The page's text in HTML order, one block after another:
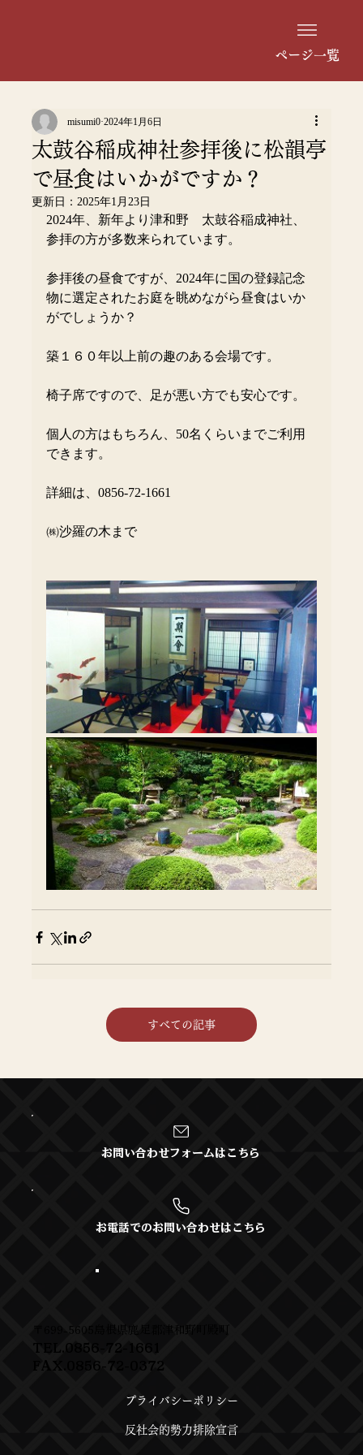
ページ一覧
太鼓谷稲成神社参拝後に松韻亭
で昼食はいかがですか？
misumi0 2024年1月6日
更新日： 2025年1月23日
2024年、新年より津和野　太鼓谷稲成神社、
参拝の方が多数来られています。
参拝後の昼食ですが、2024年に国の登録記念
物に選定されたお庭を眺めながら昼食はいか
がでしょうか？
築１６０年以上前の趣のある会場です。
椅子席ですので、足が悪い方でも安心です。
個人の方はもちろん、50名くらいまでご利用
できます。
詳細は、0856-72-1661
㈱沙羅の木まで
すべての記事
お問い合わせフォームはこちら
お電話でのお問い合わせはこちら
〒699-5605島根県鹿足郡津和野町殿町
TEL.0856-72-1661
FAX.0856-72-0372
プライバシーポリシー
反社会的勢力排除宣言